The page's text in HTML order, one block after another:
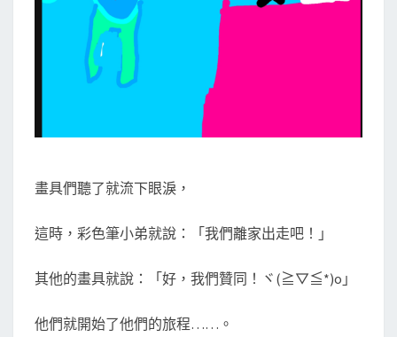
畫具們聽了就流下眼淚，
這時，彩色筆小弟就說：「我們離家出走吧！」
其他的畫具就說：「好，我們贊同！ヾ(≧▽≦*)o」
他們就開始了他們的旅程……。